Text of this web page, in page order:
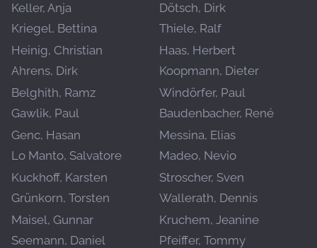
Keller, Anja
Kriegel, Bettina
Dötsch, Dirk
Thiele, Ralf
Heinig, Christian
Ahrens, Dirk
Haas, Herbert
Koopmann, Dieter
Belghith, Ramz
Gawlik, Paul
Windörfer, Paul
Baudenbacher, René
Genc, Hasan
Lo Manto, Salvatore
Messina, Elias
Madeo, Nevio
Kuckhoff, Karsten
Grünkorn, Torsten
Stroscher, Sven
Wallerath, Dennis
Maisel, Gunnar
Seemann, Daniel
Kruchem, Jeanine
Pfeiffer, Tommy